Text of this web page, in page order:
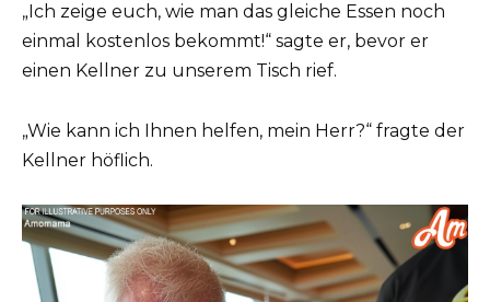
„Ich zeige euch, wie man das gleiche Essen noch
einmal kostenlos bekommt!“ sagte er, bevor er
einen Kellner zu unserem Tisch rief.
„Wie kann ich Ihnen helfen, mein Herr?“ fragte der
Kellner höflich.